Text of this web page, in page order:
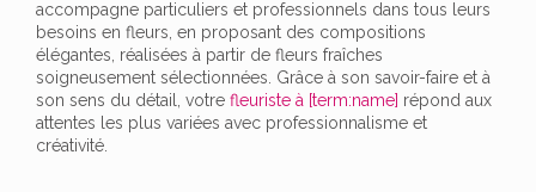
accompagne particuliers et professionnels dans tous leurs
besoins en fleurs, en proposant des compositions
élégantes, réalisées à partir de fleurs fraîches
soigneusement sélectionnées. Grâce à son savoir-faire et à
son sens du détail, votre fleuriste à [term:name] répond aux
attentes les plus variées avec professionnalisme et
créativité.